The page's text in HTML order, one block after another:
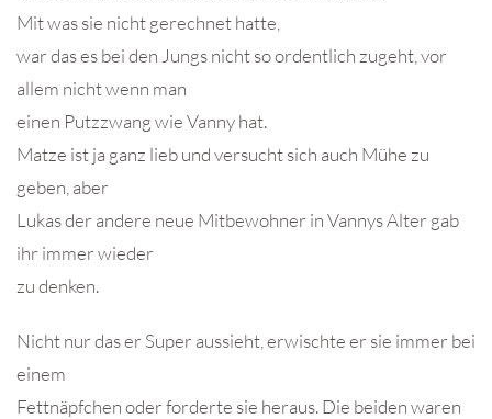
Mit was sie nicht gerechnet hatte,
war das es bei den Jungs nicht so ordentlich zugeht, vor
allem nicht wenn man
einen Putzzwang wie Vanny hat.
Matze ist ja ganz lieb und versucht sich auch Mühe zu
geben, aber
Lukas der andere neue Mitbewohner in Vannys Alter gab
ihr immer wieder
zu denken.
Nicht nur das er Super aussieht, erwischte er sie immer bei
einem
Fettnäpfchen oder forderte sie heraus. Die beiden waren